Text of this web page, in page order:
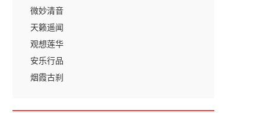
微妙清音
天籁遥闻
观想莲华
安乐行品
烟霞古刹